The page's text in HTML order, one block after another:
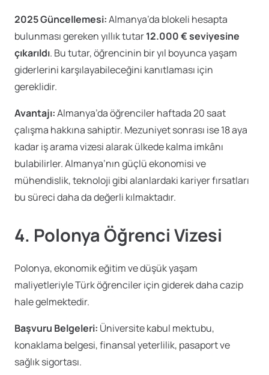
2025 Güncellemesi:Almanya’da blokeli hesapta
bulunması gereken yıllık tutar12.000 € seviyesine
çıkarıldı. Bu tutar, öğrencinin bir yıl boyunca yaşam
giderlerini karşılayabileceğini kanıtlaması için
gereklidir.
Avantajı:Almanya’da öğrenciler haftada 20 saat
çalışma hakkına sahiptir. Mezuniyet sonrası ise 18 aya
kadar iş arama vizesi alarak ülkede kalma imkânı
bulabilirler. Almanya’nın güçlü ekonomisi ve
mühendislik, teknoloji gibi alanlardaki kariyer fırsatları
bu süreci daha da değerli kılmaktadır.
4. Polonya Öğrenci Vizesi
Polonya, ekonomik eğitim ve düşük yaşam
maliyetleriyle Türk öğrenciler için giderek daha cazip
hale gelmektedir.
Başvuru Belgeleri: Üniversite kabul mektubu,
konaklama belgesi, finansal yeterlilik, pasaport ve
sağlık sigortası.